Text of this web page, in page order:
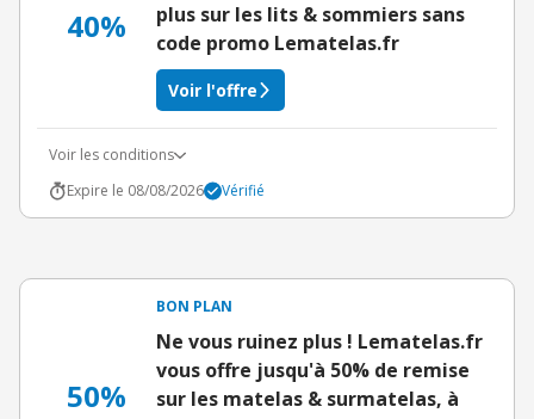
40%
plus sur les lits & sommiers sans
code promo Lematelas.fr
Voir l'offre
Voir les conditions
Expire le 08/08/2026
Vérifié
50%
BON PLAN
Ne vous ruinez plus ! Lematelas.fr
vous offre jusqu'à 50% de remise
sur les matelas & surmatelas, à